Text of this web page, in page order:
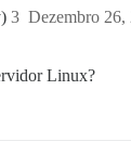
Dezembro 26,
3
Linux?